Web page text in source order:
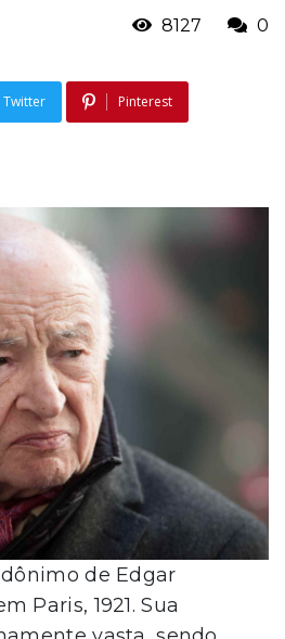
8127 0
Twitter Pinterest
de Edgar
Paris, 1921. Sua